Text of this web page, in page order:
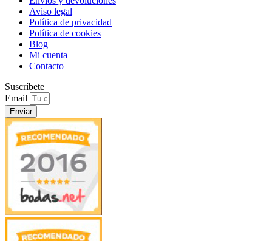
Aviso legal
Política de privacidad
Política de cookies
Blog
Mi cuenta
Contacto
Suscríbete
Email
Enviar